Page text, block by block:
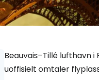
Beauvais–Tillé lufthavn
uoffisielt omtaler